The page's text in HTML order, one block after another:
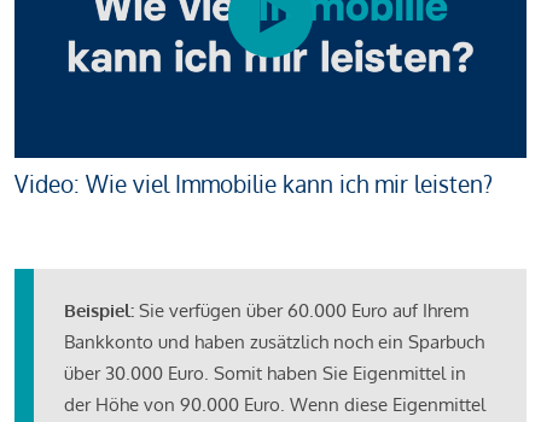
Video: Wie viel Immobilie kann ich mir leisten?
Beispiel: Sie verfügen über 60.000 Euro auf Ihrem
Bankkonto und haben zusätzlich noch ein Sparbuch
über 30.000 Euro. Somit haben Sie Eigenmittel in
der Höhe von 90.000 Euro. Wenn diese Eigenmittel